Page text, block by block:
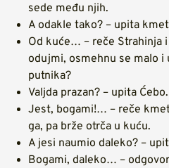
sede među njih.
A odakle tako? – upita
Od kuće… – reče Strahinja
odujmi, osmehnu se malo i
putnika?
Valjda prazan? – upita Ćebo.
Jest, bogami!… – reče
ga, pa brže otrča u kuću.
A jesi naumio daleko? –
Bogami, daleko… –